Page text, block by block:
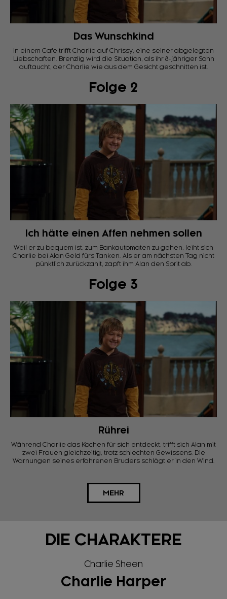
Das Wunschkind
In einem Cafe trifft Charlie auf Chrissy, eine seiner abgelegten
Liebschaften. Brenzlig wird die Situation, als ihr 8-jähriger Sohn
auftaucht, der Charlie wie aus dem Gesicht geschnitten ist.
Folge 2
Ich hätte einen Affen nehmen sollen
Weil er zu bequem ist, zum Bankautomaten zu gehen, leiht sich
Charlie bei Alan Geld fürs Tanken. Als er am nächsten Tag nicht
pünktlich zurückzahlt, zapft ihm Alan den Sprit ab.
Folge 3
Rührei
Während Charlie das Kochen für sich entdeckt, trifft sich Alan mit
zwei Frauen gleichzeitig, trotz schlechten Gewissens. Die
Warnungen seines erfahrenen Bruders schlägt er in den Wind.
MEHR
DIE CHARAKTERE
Charlie Sheen
Charlie Harper